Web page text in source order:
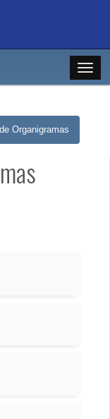
Organigramas